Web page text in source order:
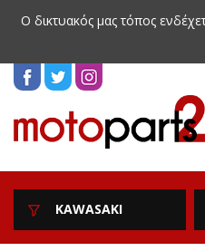
Ο δικτυακός μας τόπος
KAWASAKI